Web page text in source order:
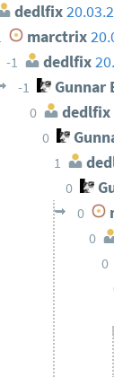
dedlfix
marctrix
-1 dedlfix
-1 Gunnar
0 dedlfix
0
1
0
0
0
0